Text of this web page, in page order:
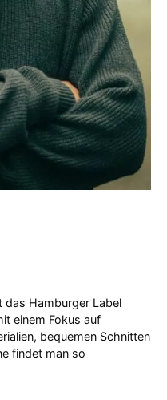
das Hamburger Label
einem Fokus auf
bequemen Schnitten
findet man so